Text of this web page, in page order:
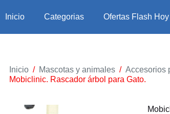
Inicio Categorias Ofertas Flash Hoy
Inicio / Mascotas y animales / Accesorios
Mobiclinic. Rascador árbol para Gato.